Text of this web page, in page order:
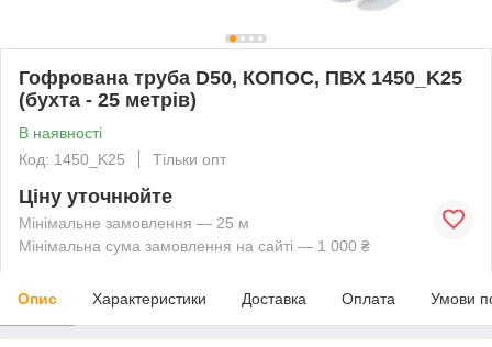
Гофрована труба D50, КОПОС, ПВХ 1450_K25
(бухта - 25 метрів)
В наявності
Код: 1450_K25
Тільки опт
Ціну уточнюйте
Мінімальне замовлення — 25 м
Мінімальна сума замовлення на сайті — 1 000 ₴
Опис Характеристики Доставка Оплата Умови